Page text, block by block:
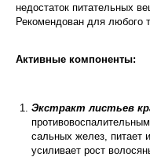
недостаток питательных
Рекомендован для любого
Активные компоненты:
Экстракт листьев
сальных желез, питает
усиливает рост